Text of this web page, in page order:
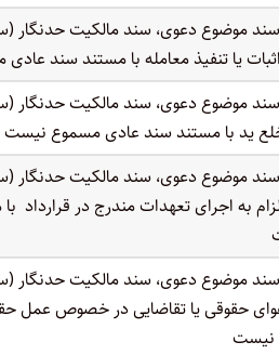
موضوع دعوی، سند مالکیت حدنگار
یا تنفیذ معامله با مستند سند
موضوع دعوی، سند مالکیت حدنگار
ید با مستند سند عادی مسموع نیست
موضوع دعوی، سند مالکیت حدنگار
به اجرای تعهدات مندرج در قرارداد
موضوع دعوی، سند مالکیت حدنگار
حقوقی یا تقاضایی در خصوص عمل
نیست